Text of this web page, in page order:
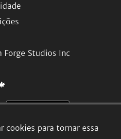
cookies para tornar essa
Forge Studios Inc